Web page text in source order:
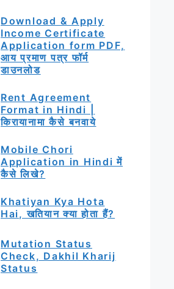
Download & Apply
Income Certificate
Application form PDF,
आय प्रमाण पत्र फॉर्म
डाउनलोड
Rent Agreement
Format in Hindi |
किरायानामा कैसे बनवाये
Mobile Chori
Application in Hindi में
कैसे लिखे?
Khatiyan Kya Hota
Hai, खतियान क्या होता हैं?
Mutation Status
Check, Dakhil Kharij
Status